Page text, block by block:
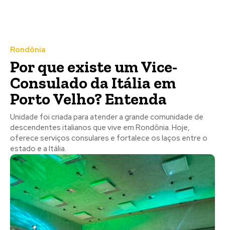
Rondônia
Por que existe um Vice-
Consulado da Itália em
Porto Velho? Entenda
Unidade foi criada para atender a grande comunidade de
descendentes italianos que vive em Rondônia. Hoje,
oferece serviços consulares e fortalece os laços entre o
estado e a Itália.